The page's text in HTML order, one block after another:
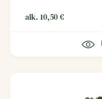
alk. 10,50€